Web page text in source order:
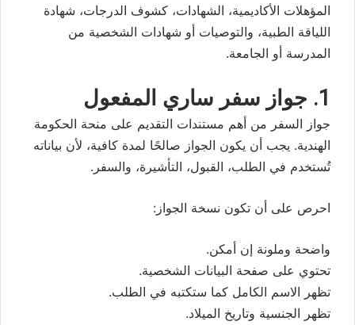
المؤهلات الأكاديمية، الشهادات، كشوف الدرجات، شهادة
اللياقة الطبية، والتوصيات أو شهادات الشخصية من
المدرسة أو الجامعة.
1. جواز سفر ساري المفعول
جواز السفر من أهم مستندات التقديم على منحة الحكومة
الهندية. يجب أن يكون الجواز صالحًا لمدة كافية، لأن بياناته
تُستخدم في الطلب، القبول، التأشيرة، والسفر.
احرص على أن تكون نسخة الجواز:
واضحة وملونة إن أمكن.
تحتوي على صفحة البيانات الشخصية.
تظهر الاسم الكامل كما ستكتبه في الطلب.
تظهر الجنسية وتاريخ الميلاد.